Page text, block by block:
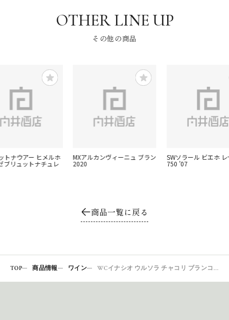
その他の商品
トナウアー ヒメルホ
ブリュットナチュレ
MXアルカンヴィーニュ ブラン
2020
SWソラール ビエホ
750 ’07
商品一覧に戻る
TOP 商品情報 ワイン WCイナシオ ウルソラ チャコリ ブランコ2020